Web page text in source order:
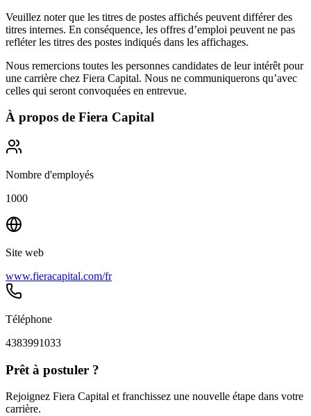
Veuillez noter que les titres de postes affichés peuvent différer des
titres internes. En conséquence, les offres d’emploi peuvent ne pas
refléter les titres des postes indiqués dans les affichages.
Nous remercions toutes les personnes candidates de leur intérêt pour
une carrière chez Fiera Capital. Nous ne communiquerons qu’avec
celles qui seront convoquées en entrevue.
À propos de Fiera Capital
Nombre d'employés
1000
Site web
www.fieracapital.com/fr
Téléphone
4383991033
Prêt à postuler ?
Rejoignez Fiera Capital et franchissez une nouvelle étape dans votre
carrière.